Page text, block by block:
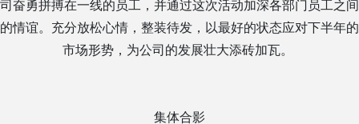
司奋勇拼搏在一线的员工，并通过这次活动加深各部门员工之间
的情谊。充分放松心情，整装待发，以最好的状态应对下半年的
市场形势，为公司的发展壮大添砖加瓦。
集体合影